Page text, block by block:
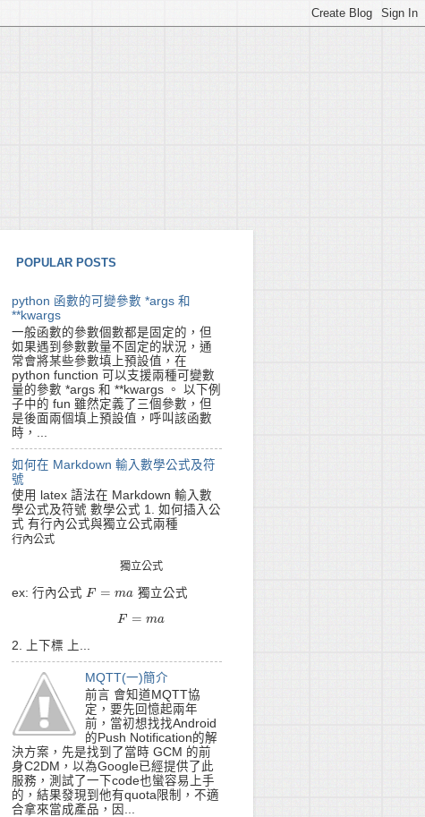
maven-v4_0_0.xsd">
-->
POPULAR POSTS
python 函數的可變參數 *args 和
**kwargs
一般函數的參數個數都是固定的，但
如果遇到參數數量不固定的狀況，通
常會將某些參數填上預設值，在
python function 可以支援兩種可變數
量的參數 *args 和 **kwargs 。 以下例
子中的 fun 雖然定義了三個參數，但
是後面兩個填上預設值，呼叫該函數
時，...
如何在 Markdown 輸入數學公式及符
號
使用 latex 語法在 Markdown 輸入數
學公式及符號 數學公式 1. 如何插入公
式 有行內公式與獨立公式兩種
行內公式
行內公式
獨立公式
立公式
ex: 行內公式 F = ma
F= m a 獨立公式
F = ma
ma
2. 上下標 上...
MQTT(一)簡介
前言 會知道MQTT協
定，要先回憶起兩年
前，當初想找找Android
的Push Notification的解
決方案，先是找到了當時 GCM 的前
身C2DM，以為Google已經提供了此
服務，測試了一下code也蠻容易上手
的，結果發現到他有quota限制，不適
合拿來當成產品，因...